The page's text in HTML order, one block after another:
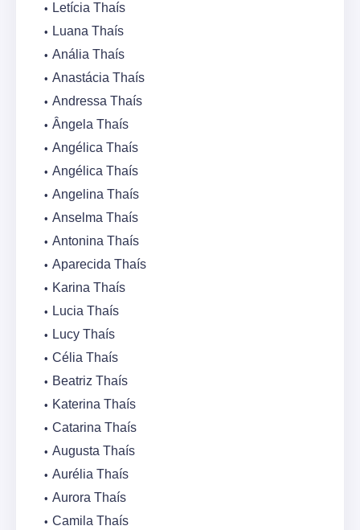
Letícia Thaís
Luana Thaís
Anália Thaís
Anastácia Thaís
Andressa Thaís
Ângela Thaís
Angélica Thaís
Angélica Thaís
Angelina Thaís
Anselma Thaís
Antonina Thaís
Aparecida Thaís
Karina Thaís
Lucia Thaís
Lucy Thaís
Célia Thaís
Beatriz Thaís
Katerina Thaís
Catarina Thaís
Augusta Thaís
Aurélia Thaís
Aurora Thaís
Camila Thaís